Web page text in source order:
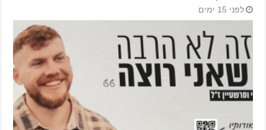
לפני 15 ימים